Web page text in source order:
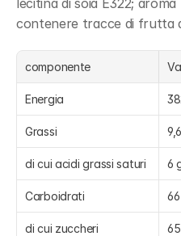
lecitina di soia E322;
contenere tracce di frutta
componente
Energia
Grassi
di cui acidi grassi saturi 6
Carboidrati
di cui zuccheri